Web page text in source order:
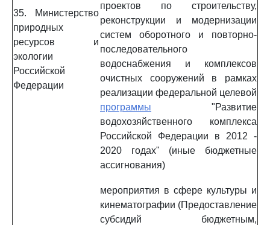
35. Министерство
природных
ресурсов и
экологии
Российской
Федерации
проектов по строительству,
реконструкции и модернизации
систем оборотного и повторно-
последовательного
водоснабжения и комплексов
очистных сооружений в рамках
реализации федеральной целевой
программы "Развитие
водохозяйственного комплекса
Российской Федерации в 2012 -
2020 годах" (иные бюджетные
ассигнования)
мероприятия в сфере культуры и
кинематографии (Предоставление
субсидий бюджетным,